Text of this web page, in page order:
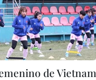
de Vietnam